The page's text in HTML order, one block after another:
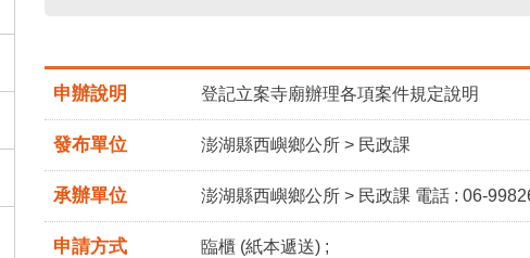
申辦說明 登記立案寺廟辦理各項案件規定說明
發布單位 澎湖縣西嶼鄉公所 > 民政課
承辦單位 澎湖縣西嶼鄉公所 > 民政課 電話 : 06-
申請方式 臨櫃 (紙本遞送) ;